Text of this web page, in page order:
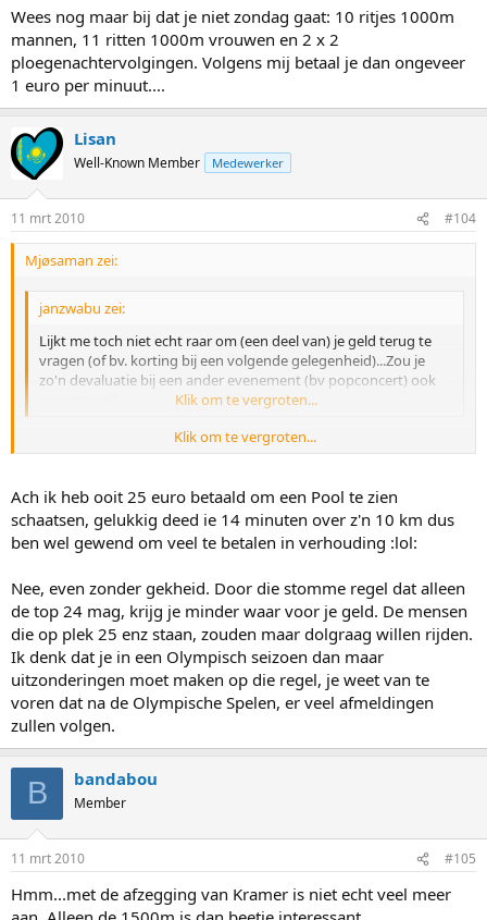
vragen (of bv. korting bij een volgende gelegenheid)...Zou je zo'n
devaluatie bij een ander evenement (bv popconcert) ook
accepteren?
Wees nog maar bij dat je niet zondag gaat: 10 ritjes 1000m
mannen, 11 ritten 1000m vrouwen en 2 x 2
ploegenachtervolgingen. Volgens mij betaal je dan ongeveer
1 euro per minuut....
Lisan
Well-Known Member Medewerker
11 mrt 2010 #104
Mjøsaman zei:
janzwabu zei:
Lijkt me toch niet echt raar om (een deel van) je geld terug te
vragen (of bv. korting bij een volgende gelegenheid)...Zou je
zo'n devaluatie bij een ander evenement (bv popconcert) ook
Klik om te vergroten...
Wees nog maar bij dat je niet zondag gaat: 10 ritjes 1000m mannen,
mij betaal je dan ongeveer 1 euro per minuut....
Klik om te vergroten...
Ach ik heb ooit 25 euro betaald om een Pool te zien
schaatsen, gelukkig deed ie 14 minuten over z'n 10 km dus
ben wel gewend om veel te betalen in verhouding :lol:
Nee, even zonder gekheid. Door die stomme regel dat alleen
de top 24 mag, krijg je minder waar voor je geld. De mensen
die op plek 25 enz staan, zouden maar dolgraag willen rijden.
Ik denk dat je in een Olympisch seizoen dan maar
uitzonderingen moet maken op die regel, je weet van te
voren dat na de Olympische Spelen, er veel afmeldingen
zullen volgen.
B bandabou
Member
11 mrt 2010 #105
Hmm...met de afzegging van Kramer is niet echt veel meer